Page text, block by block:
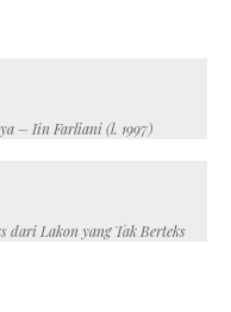
– Iin Farliani (l. 1997)
dari Lakon yang Tak Berteks